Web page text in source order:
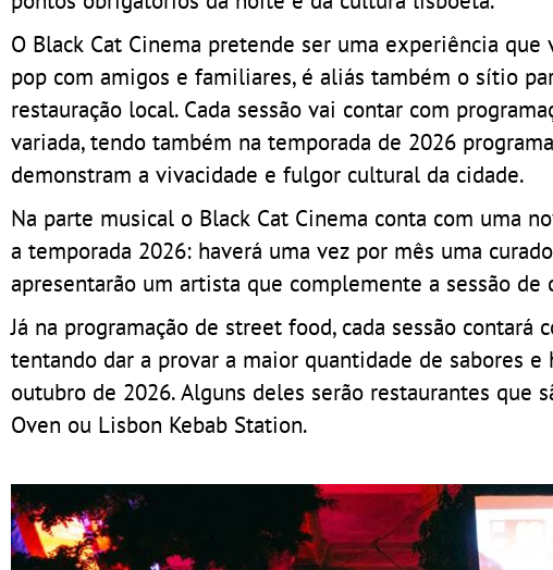
O Black Cat Cinema pretende ser uma experiência
pop com amigos e familiares, é aliás também o sítio
restauração local. Cada sessão vai contar com
variada, tendo também na temporada de 2026
demonstram a vivacidade e fulgor cultural da cidade.
Na parte musical o Black Cat Cinema conta com uma
a temporada 2026: haverá uma vez por mês uma
apresentarão um artista que complemente a sessão de
Já na programação de street food, cada sessão
tentando dar a provar a maior quantidade de sabores
outubro de 2026. Alguns deles serão restaurantes que
Oven ou Lisbon Kebab Station.